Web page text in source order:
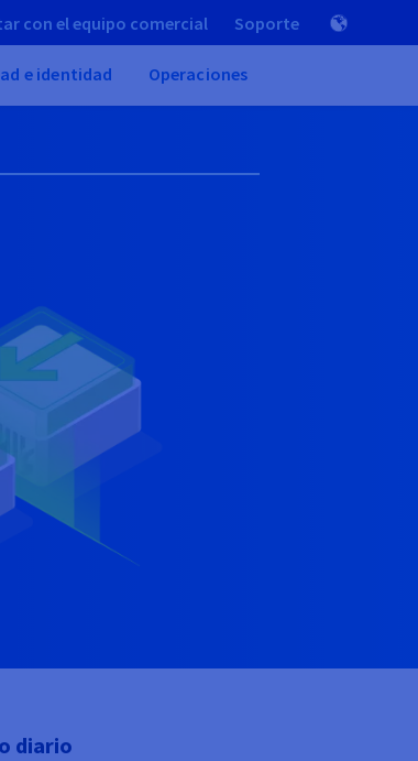
con el equipo comercial Soporte
e identidad Operaciones
diario